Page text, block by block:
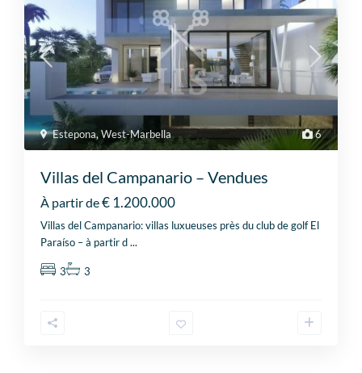
6
Estepona,West-Marbella
Villas del Campanario – Vendues
À partir de€ 1.200.000
Villas del Campanario: villas luxueuses près du club de golf El
Paraíso – à partir d...
3 3